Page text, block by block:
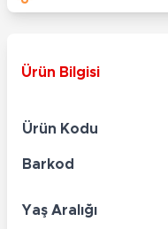
Ürün Bilgisi
Ürün Kodu
Barkod
Yaş Aralığı